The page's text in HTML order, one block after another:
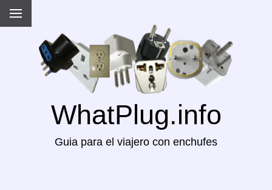
WhatPlug.info
Guia para el viajero con enchufes